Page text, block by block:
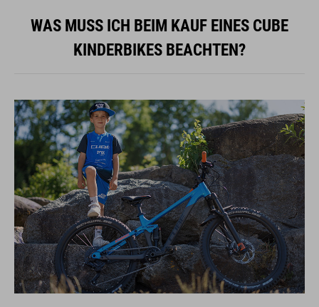
WAS MUSS ICH BEIM KAUF EINES CUBE
KINDERBIKES BEACHTEN?